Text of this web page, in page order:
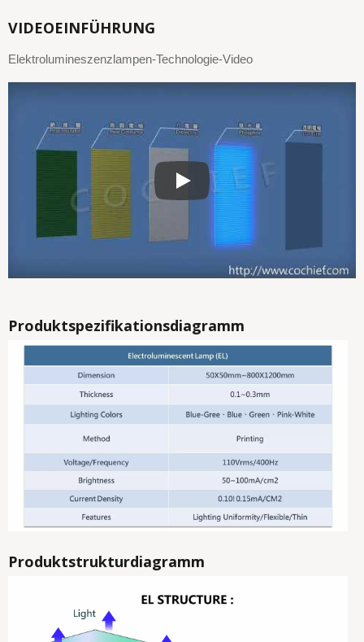
VIDEOEINFÜHRUNG
Elektrolumineszenzlampen-Technologie-Video
Elektrolumineszenzlampen-
Produktspezifikationsdiagramm
Produktstrukturdiagramm